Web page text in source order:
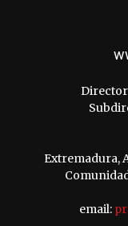
Extremadura,
email: